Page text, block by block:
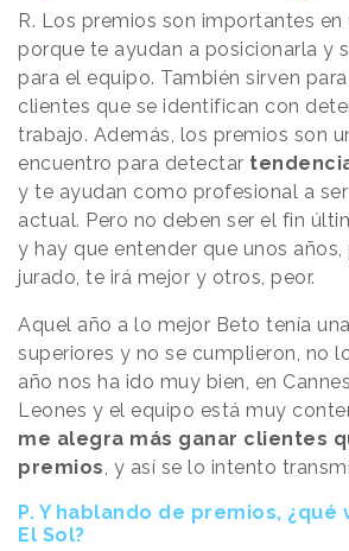
R. Los premios son importantes en
porque te ayudan a posicionarla y
para el equipo. También sirven
clientes que se identifican con
trabajo. Además, los premios son
encuentro para detectar
y te ayudan como profesional a
actual. Pero no deben ser el fin
y hay que entender que unos años,
jurado, te irá mejor y otros, peor.
Aquel año a lo mejor Beto tenía
superiores y no se cumplieron, no
año nos ha ido muy bien, en
Leones y el equipo está muy
me alegra más ganar clientes
premios, y así se lo intento
P. Y hablando de premios, ¿qué
El Sol?